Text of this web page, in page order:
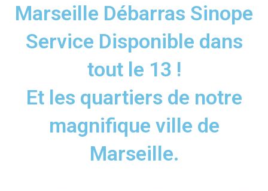
Marseille Débarras Sinope
Service Disponible dans
tout le 13 !
Et les quartiers de notre
magnifique ville de
Marseille.